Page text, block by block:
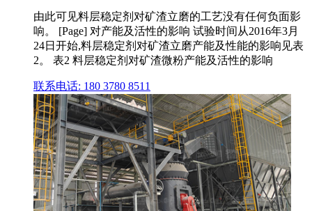
由此可见料层稳定剂对矿渣立磨的工艺没有任何负面影
响。 [Page] 对产能及活性的影响 试验时间从2016年3月
24日开始,料层稳定剂对矿渣立磨产能及性能的影响见表
2。 表2 料层稳定剂对矿渣微粉产能及活性的影响
联系电话: 180 3780 8511